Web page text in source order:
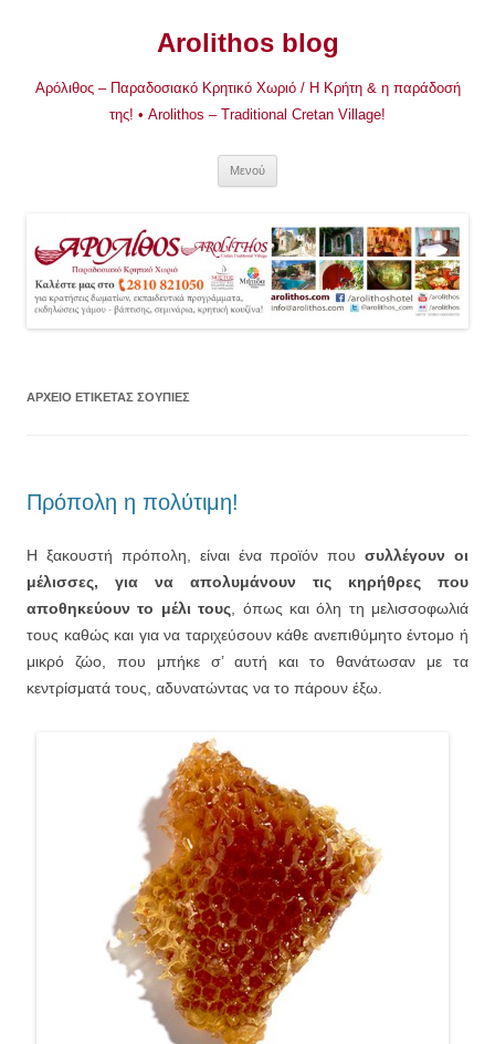
Arolithos blog
Αρόλιθος – Παραδοσιακό Κρητικό Χωριό / Η Κρήτη & η παράδοσή
της! • Arolithos – Traditional Cretan Village!
Μενού
ΑΡΧΕΊΟ ΕΤΙΚΈΤΑΣ ΣΟΥΠΙΕΣ
Πρόπολη η πολύτιμη!
Η ξακουστή πρόπολη, είναι ένα προϊόν πουσυλλέγουν οι
μέλισσες, για να απολυμάνουν τις κηρήθρες που
αποθηκεύουν το μέλι τους , όπως και όλη τη μελισσοφωλιά
τους καθώς και για να ταριχεύσουν κάθε ανεπιθύμητο έντομο ή
μικρό ζώο, που μπήκε σ’ αυτή και το θανάτωσαν με τα
κεντρίσματά τους, αδυνατώντας να το πάρουν έξω.